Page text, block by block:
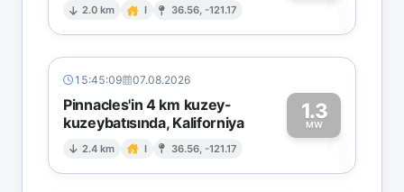
2.0 km I 36.56, -121.17 1
15:45:09 07.08.2026
Pinnacles'in 4 km kuzey-
kuzeybatısında, Kaliforniya
2.4 km I 36.56, -121.17
1.3
MW1